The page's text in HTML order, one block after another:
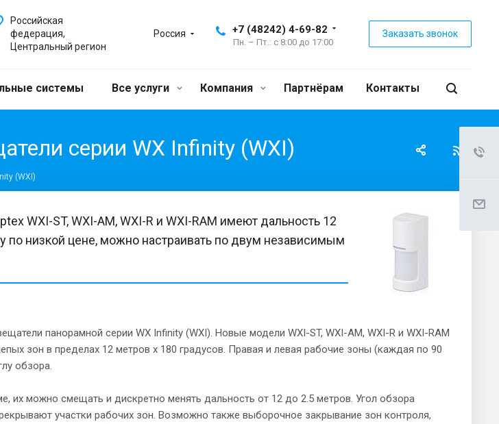
Россия +7 (48242) 4-69-82
Пн. – Пт.: с 8:00 до 17:00
Заказать звонок
Российская
федерация,
Центральный регион
системы Все услуги Компания Партнёрам Контакты
серии WX Infinity (WXI)
(WXI)
WXI-ST, WXI-AM, WXI-R и WXI-RAM имеют дальность 12
по низкой цене, можно настраивать по двум независимым
панорамной серии WX Infinity (WXI). Новые модели WXI-ST, WXI-AM, WXI-R и WXI-RAM
зон в пределах 12 метров х 180 градусов. Правая и левая рабочие зоны (каждая по 90
обзора.
их можно смещать и дискретно менять дальность от 12 до 2.5 метров. Угол обзора
участки рабочих зон. Возможно также выборочное закрывание зон контроля,